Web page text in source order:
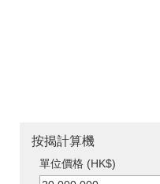
按揭計算機
單位價格 (HK$)